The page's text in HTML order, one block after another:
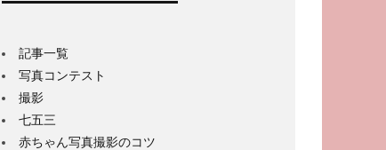
記事一覧
写真コンテスト
撮影
七五三
赤ちゃん写真撮影のコツ